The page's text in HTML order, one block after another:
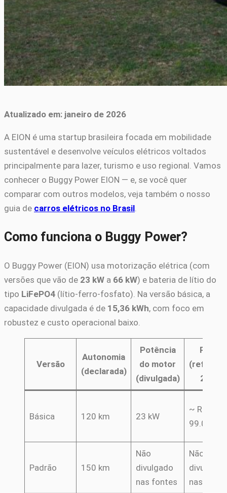
Atualizado em: janeiro de 2026
A EION é uma startup brasileira focada em mobilidade
sustentável e desenvolve veículos elétricos voltados
principalmente para lazer, turismo e uso regional. Vamos
conhecer o Buggy Power EION — e, se você quer
comparar com outros modelos, veja também o nosso
guia de carros elétricos no Brasil
Como funciona o Buggy Power?
O Buggy Power (EION) usa motorização elétrica (com
versões que vão de 23 kW a 66 kW) e bateria de lítio do
tipo LiFePO4 (lítio-ferro-fosfato). Na versão básica, a
capacidade divulgada é de 15,36 kWh, com foco em
robustez e custo operacional baixo.
Versão
Autonomia
(declarada)
Potência
do motor
(divulgada)
Preço
2020)
Básica 120 km 23 kW
~ R$
99.000
Padrão 150 km
Não
divulgado
nas fontes
Não
divulgado
nas